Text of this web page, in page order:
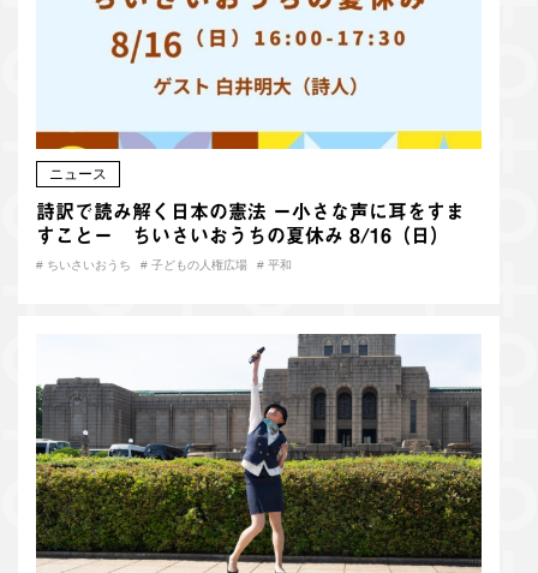
ニュース
詩訳で読み解く日本の憲法 ー小さな声に耳をすま
すことー ちいさいおうちの夏休み 8/16（日）
# ちいさいおうち # 子どもの人権広場 # 平和